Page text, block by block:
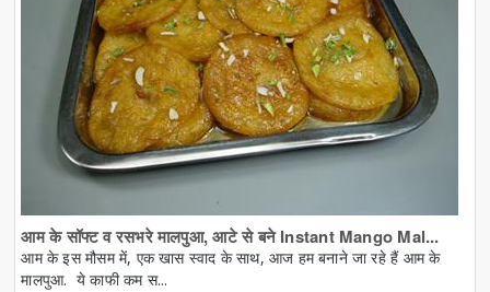
आम के सॉफ्ट व रसभरे मालपुआ, आटे से बने Instant Mango Mal...
आम के इस मौसम में, एक खास स्वाद के साथ, आज हम बनाने जा रहे हैं आम के
मालपुआ. ये काफी कम स...